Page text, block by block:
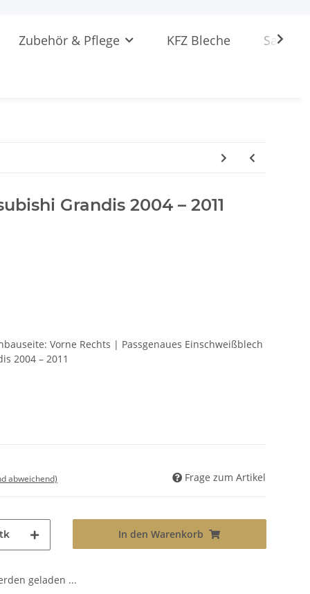
Zubehör & Pflege KFZ Bleche
Grandis 2004 – 2011
Vorne Rechts | Passgenaues Einschweißblech
2004 – 2011
abweichend) Frage zum Artikel
In den Warenkorb
geladen ...